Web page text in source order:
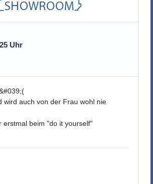
Uhr
wird auch von der Frau wohl nie
erstmal beim "do it yourself"